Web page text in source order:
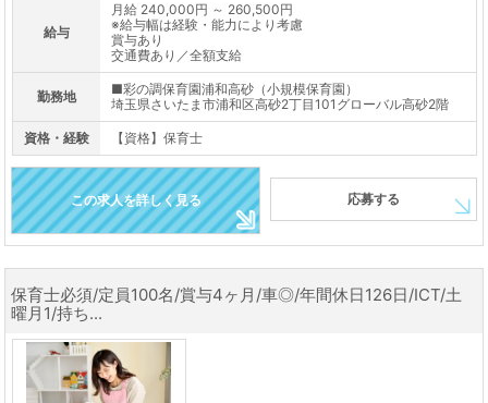
給与
月給 240,000円 ～ 260,500円
※給与幅は経験・能力により考慮
賞与あり
交通費あり／全額支給
勤務地
■彩の調保育園浦和高砂（小規模保育園）
埼玉県さいたま市浦和区高砂2丁目101グローバル高砂2階
資格・経験 【資格】保育士
この求人を詳しく見る 応募する
保育士必須/定員100名/賞与4ヶ月/車◎/年間休日126日/ICT/土
曜月1/持ち...